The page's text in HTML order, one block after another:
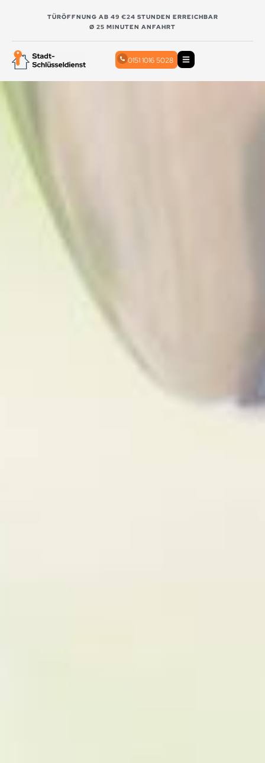
TÜRÖFFNUNG AB 49 €24 STUNDEN ERREICHBAR
Ø 25 MINUTEN ANFAHRT
0151 1016 5028